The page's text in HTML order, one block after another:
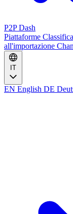
P2P Dash
Piattaforme Classifica
all'importazione
IT
EN English DE